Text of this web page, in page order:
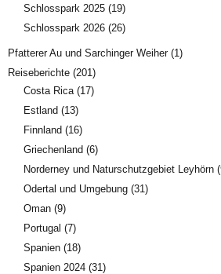
Schlosspark 2025 (19)
Schlosspark 2026 (26)
Pfatterer Au und Sarchinger Weiher(1)
Reiseberichte (201)
Costa Rica (17)
Estland (13)
Finnland (16)
Griechenland (6)
Norderney und Naturschutzgebiet Leyhörn
Odertal und Umgebung (31)
Oman (9)
Portugal (7)
Spanien (18)
Spanien 2024 (31)